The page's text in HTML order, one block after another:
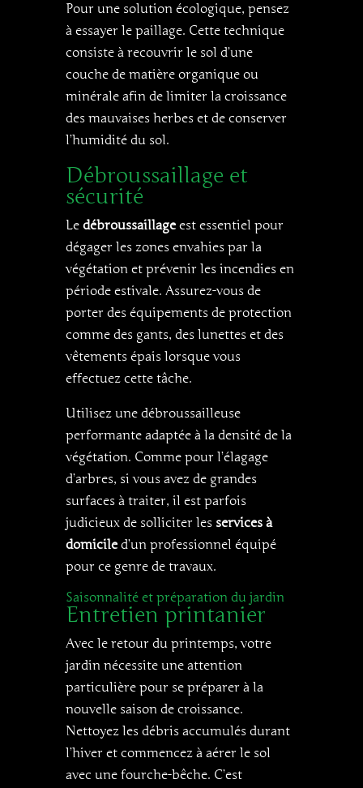
Pour une solution écologique, pensez
à essayer le paillage. Cette technique
consiste à recouvrir le sol d’une
couche de matière organique ou
minérale afin de limiter la croissance
des mauvaises herbes et de conserver
l’humidité du sol.
Débroussaillage et
sécurité
Le débroussaillage est essentiel pour
dégager les zones envahies par la
végétation et prévenir les incendies en
période estivale. Assurez-vous de
porter des équipements de protection
comme des gants, des lunettes et des
vêtements épais lorsque vous
effectuez cette tâche.
Utilisez une débroussailleuse
performante adaptée à la densité de la
végétation. Comme pour l’élagage
d’arbres, si vous avez de grandes
surfaces à traiter, il est parfois
judicieux de solliciter les services à
domicile d’un professionnel équipé
pour ce genre de travaux.
Saisonnalité et préparation du jardin
Entretien printanier
Avec le retour du printemps, votre
jardin nécessite une attention
particulière pour se préparer à la
nouvelle saison de croissance.
Nettoyez les débris accumulés durant
l’hiver et commencez à aérer le sol
avec une fourche-bêche. C’est